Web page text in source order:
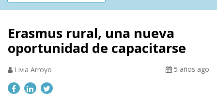
Erasmus rural, una nueva
oportunidad de capacitarse
Livia Arroyo 5 años ago